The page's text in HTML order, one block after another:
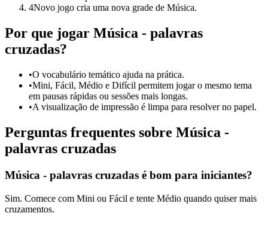
4Novo jogo cria uma nova grade de Música.
Por que jogar Música - palavras
cruzadas?
•O vocabulário temático ajuda na prática.
•Mini, Fácil, Médio e Difícil permitem jogar o mesmo tema
em pausas rápidas ou sessões mais longas.
•A visualização de impressão é limpa para resolver no papel.
Perguntas frequentes sobre Música -
palavras cruzadas
Música - palavras cruzadas é bom para iniciantes?
Sim. Comece com Mini ou Fácil e tente Médio quando quiser mais
cruzamentos.